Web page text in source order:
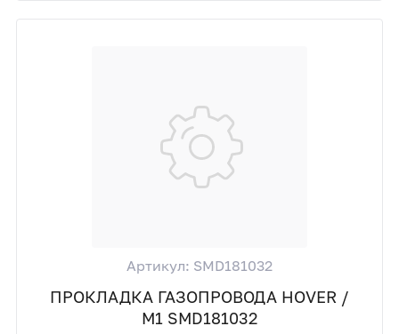
Артикул: SMD181032
ПРОКЛАДКА ГАЗОПРОВОДА HOVER /
М1 SMD181032